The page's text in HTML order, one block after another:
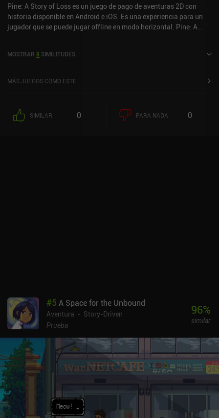
Pine: A Story of Loss es un juego de pago de aventuras 2D con
historia disponible en Android e iOS. Es una experiencia para un
jugador que se puede jugar offline en modo horizontal. Pine: A
MOSTRAR 8 SIMILITUDES
MÁS JUEGOS COMO ESTE
SIMILAR 0 PARA NADA 0
#5 A Space for the Unbound
Aventura
Story-Driven
Prueba
96%
similar